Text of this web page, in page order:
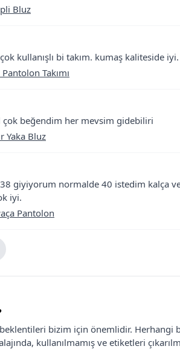
Bluz
kullanışlı bi takım. kumaş kaliteside
Takımı
beğendim her mevsim gidebiliri
Yaka Bluz
giyiyorum normalde 40 istedim kalça
iyi.
Pantolon
bizim için önemlidir. Herhangi
kullanılmamış ve etiketleri